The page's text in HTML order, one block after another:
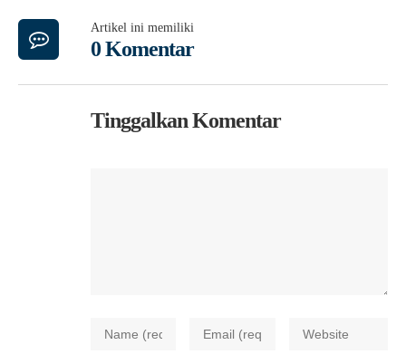
Artikel ini memiliki
0 Komentar
Tinggalkan Komentar